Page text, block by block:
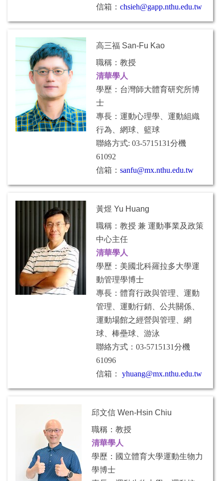
信箱： chsieh@gapp.nthu.edu.tw
高三福 San-Fu Kao
職稱：教授
清華學人
學歷：台灣師大體育研究所博
士
專長：運動心理學、運動組織
行為、網球、籃球
聯絡方式: 03-5715131分機
61092
信箱：sanfu@mx.nthu.edu.tw
黃煜 Yu Huang
職稱：教授 兼 運動事業及政策
中心主任
清華學人
學歷：美國北科羅拉多大學運
動管理學博士
專長：體育行政與管理、運動
管理、運動行銷、公共關係、
運動場館之經營與管理、網
球、棒壘球、游泳
聯絡方式：03-5715131分機
61096
信箱： yhuang@mx.nthu.edu.tw
邱文信 Wen-Hsin Chiu
職稱：教授
清華學人
學歷：國立體育大學運動生物力
學博士